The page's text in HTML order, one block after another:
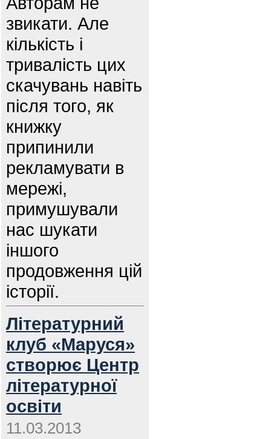
звикати. Але
кількість і
тривалість цих
скачувань навіть
після того, як
книжку
припинили
рекламувати в
мережі,
примушували
нас шукати
іншого
продовження цій
історії.
Літературний
клуб «Маруся»
створює Центр
літературної
освіти
11.03.2013